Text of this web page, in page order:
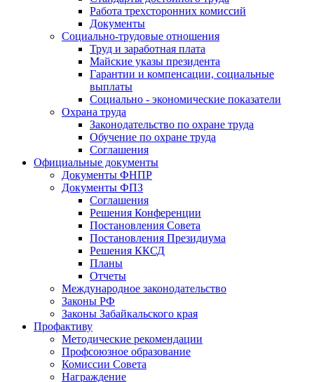
Работа трехсторонних комиссий
Документы
Социально-трудовые отношения
Труд и заработная плата
Майские указы президента
Гарантии и компенсации, социальные
выплаты
Социально - экономические показатели
Охрана труда
Законодательство по охране труда
Обучение по охране труда
Соглашения
Официальные документы
Документы ФНПР
Документы ФПЗ
Соглашения
Решения Конференции
Постановления Совета
Постановления Президиума
Решения ККСД
Планы
Отчеты
Международное законодательство
Законы РФ
Законы Забайкальского края
Профактиву
Методические рекомендации
Профсоюзное образование
Комиссии Совета
Награждение